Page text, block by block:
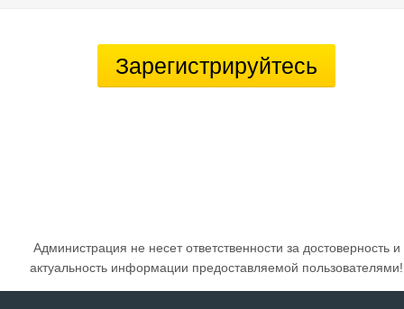
Зарегистрируйтесь
Администрация не несет ответственности за достоверность и
актуальность информации предоставляемой пользователями!